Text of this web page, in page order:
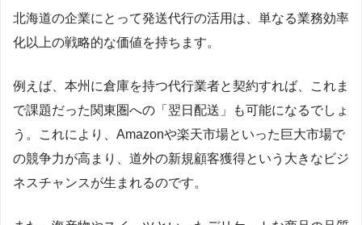
北海道の企業にとって発送代行の活用は、単なる業務効率
化以上の戦略的な価値を持ちます。
例えば、本州に倉庫を持つ代行業者と契約すれば、これま
で課題だった関東圏への「翌日配送」も可能になるでしょ
う。これにより、Amazonや楽天市場といった巨大市場で
の競争力が高まり、道外の新規顧客獲得という大きなビジ
ネスチャンスが生まれるのです。